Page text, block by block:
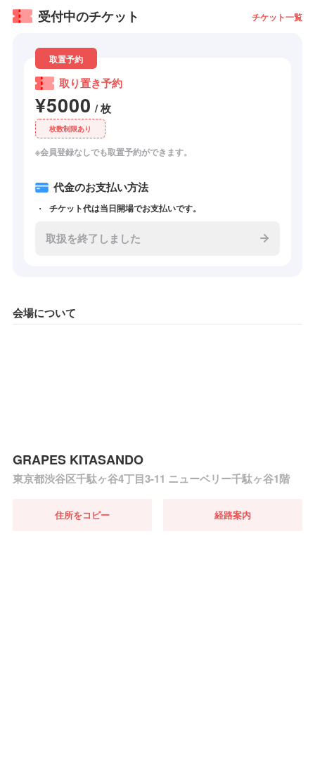
受付中のチケット チケット一覧
取置予約
取り置き予約
¥5000 / 枚
枚数制限あり
※会員登録なしでも取置予約ができます。
代金のお支払い方法
チケット代は当日開場でお支払いです。
取扱を終了しました
会場について
GRAPES KITASANDO
東京都渋谷区千駄ヶ谷4丁目3-11 ニューベリー千駄ヶ谷1階
住所をコピー 経路案内